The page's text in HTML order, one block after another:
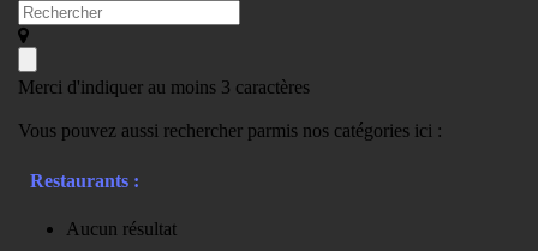
Merci d'indiquer au moins 3 caractères
Vous pouvez aussi rechercher parmis nos catégories ici :
Restaurants :
Aucun résultat